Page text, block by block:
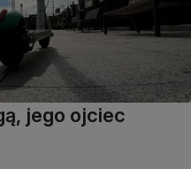
jego ojciec